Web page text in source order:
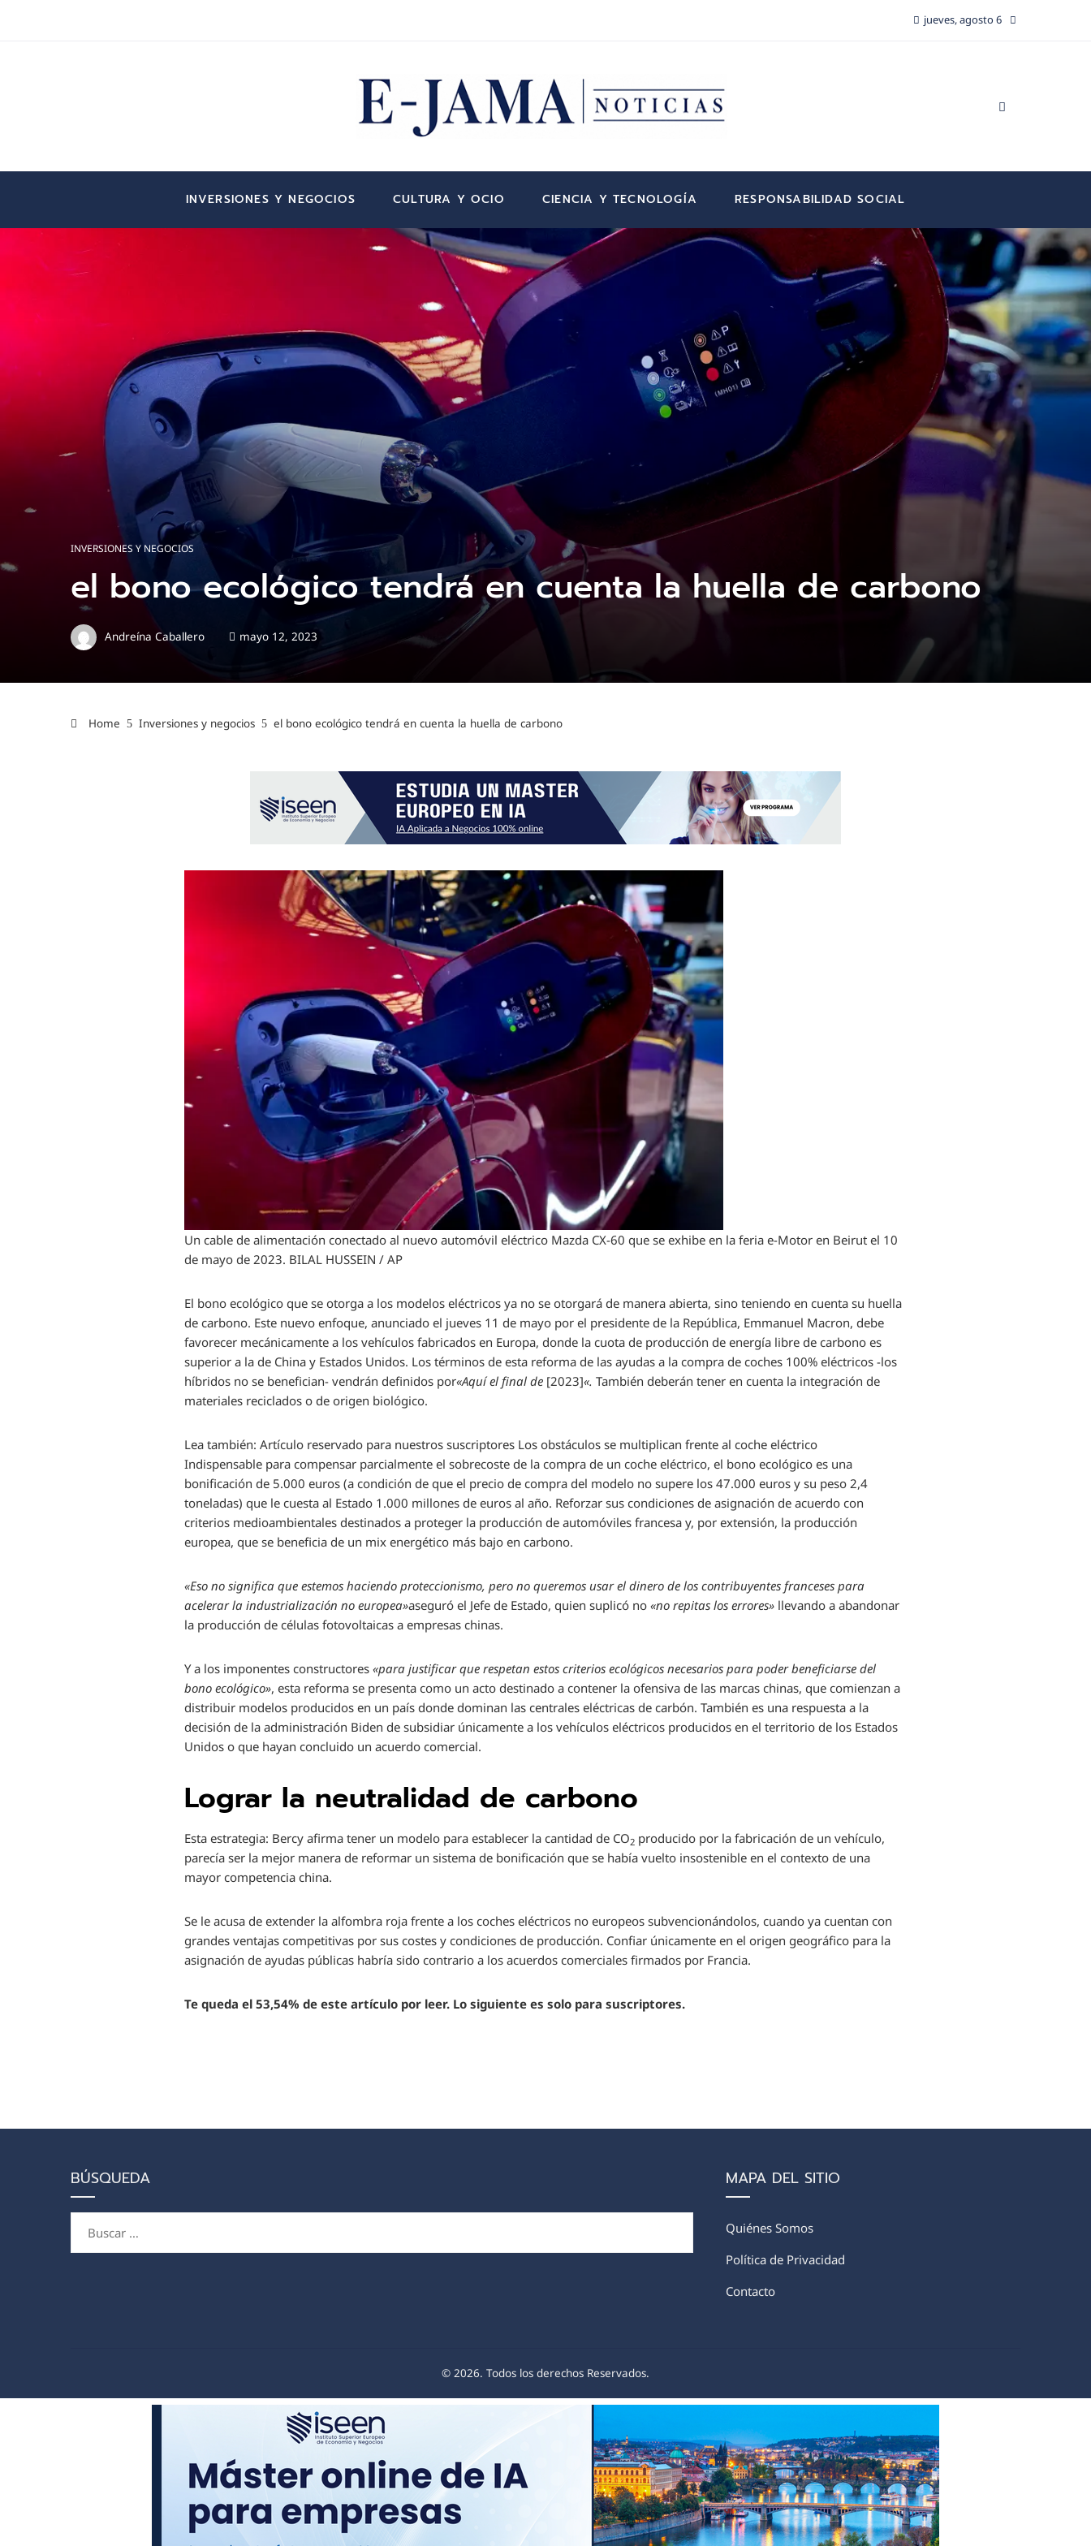
jueves, agosto 6
INVERSIONES Y NEGOCIOS CULTURA Y OCIO CIENCIA Y TECNOLOGÍA RESPONSABILIDAD SOCIAL
INVERSIONES Y NEGOCIOS
el bono ecológico tendrá en cuenta la huella de carbono
Andreína Caballero mayo 12, 2023
Home Inversiones y negocios el bono ecológico tendrá en cuenta la huella de carbono
Un cable de alimentación conectado al nuevo automóvil eléctrico Mazda CX-60 que se exhibe en la feria e-Motor en Beirut el 10
de mayo de 2023. BILAL HUSSEIN / AP
El bono ecológico que se otorga a los modelos eléctricos ya no se otorgará de manera abierta, sino teniendo en cuenta su huella
de carbono. Este nuevo enfoque, anunciado el jueves 11 de mayo por el presidente de la República, Emmanuel Macron, debe
favorecer mecánicamente a los vehículos fabricados en Europa, donde la cuota de producción de energía libre de carbono es
superior a la de China y Estados Unidos. Los términos de esta reforma de las ayudas a la compra de coches 100% eléctricos -los
híbridos no se benefician- vendrán definidos por«Aquí el final de [2023]«.También deberán tener en cuenta la integración de
materiales reciclados o de origen biológico.
Lea también: Artículo reservado para nuestros suscriptores Los obstáculos se multiplican frente al coche eléctrico
Indispensable para compensar parcialmente el sobrecoste de la compra de un coche eléctrico, el bono ecológico es una
bonificación de 5.000 euros (a condición de que el precio de compra del modelo no supere los 47.000 euros y su peso 2,4
toneladas) que le cuesta al Estado 1.000 millones de euros al año. Reforzar sus condiciones de asignación de acuerdo con
criterios medioambientales destinados a proteger la producción de automóviles francesa y, por extensión, la producción
europea, que se beneficia de un mix energético más bajo en carbono.
«Eso no significa que estemos haciendo proteccionismo, pero no queremos usar el dinero de los contribuyentes franceses para
acelerar la industrialización no europea»aseguró el Jefe de Estado, quien suplicó no«no repitas los errores» llevando a abandonar
la producción de células fotovoltaicas a empresas chinas.
Y a los imponentes constructores«para justificar que respetan estos criterios ecológicos necesarios para poder beneficiarse del
bono ecológico», esta reforma se presenta como un acto destinado a contener la ofensiva de las marcas chinas, que comienzan a
distribuir modelos producidos en un país donde dominan las centrales eléctricas de carbón. También es una respuesta a la
decisión de la administración Biden de subsidiar únicamente a los vehículos eléctricos producidos en el territorio de los Estados
Unidos o que hayan concluido un acuerdo comercial.
Lograr la neutralidad de carbono
Esta estrategia: Bercy afirma tener un modelo para establecer la cantidad de CO2 producido por la fabricación de un vehículo,
parecía ser la mejor manera de reformar un sistema de bonificación que se había vuelto insostenible en el contexto de una
mayor competencia china.
Se le acusa de extender la alfombra roja frente a los coches eléctricos no europeos subvencionándolos, cuando ya cuentan con
grandes ventajas competitivas por sus costes y condiciones de producción. Confiar únicamente en el origen geográfico para la
asignación de ayudas públicas habría sido contrario a los acuerdos comerciales firmados por Francia.
Te queda el 53,54% de este artículo por leer. Lo siguiente es solo para suscriptores.
BÚSQUEDA MAPA DEL SITIO
Quiénes Somos
Política de Privacidad
Contacto
© 2026. Todos los derechos Reservados.